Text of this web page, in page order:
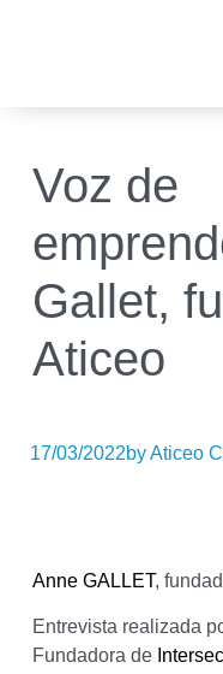
Voz de
Gallet,
Aticeo
17/03/2022by Aticeo
Anne GALLET,
Entrevista realizada
Fundadora de